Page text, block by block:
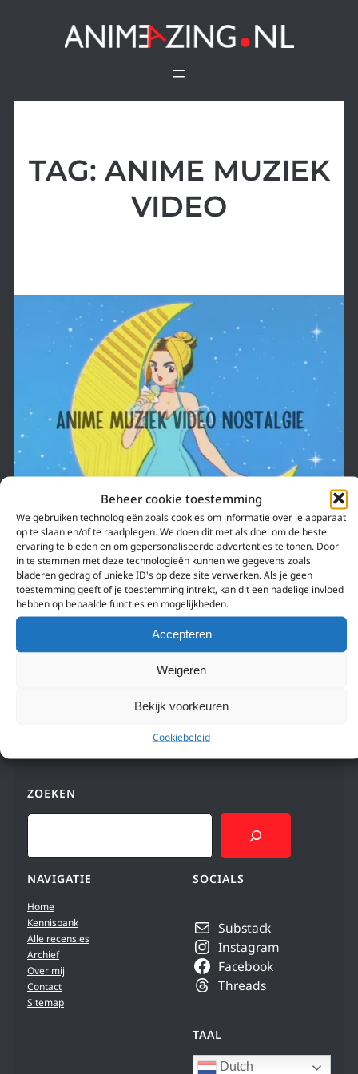
Beheer cookie toestemming
We gebruiken technologieën zoals cookies om informatie over je apparaat
op te slaan en/of te raadplegen. We doen dit met als doel om de beste
ervaring te bieden en om gepersonaliseerde advertenties te tonen. Door
in te stemmen met deze technologieën kunnen we gegevens zoals
bladeren gedrag of unieke ID's op deze site verwerken. Als je geen
toestemming geeft of je toestemming intrekt, kan dit een nadelige invloed
hebben op bepaalde functies en mogelijkheden.
Accepteren
Weigeren
Bekijk voorkeuren
Cookiebeleid
TAG: ANIME MUZIEK
VIDEO
17 september 2021
NIEUWE ANIME MUZIEK VIDEO DUA LIPA
BRENGT NOSTALGIE!
De clip van ‘Levitating’ is net een shoujo anime!
ZOEKEN
Search
NAVIGATIE
Home
Kennisbank
Alle recensies
Archief
Over mij
Contact
Sitemap
SOCIALS
Substack
Instagram
Facebook
Threads
TAAL
Dutch